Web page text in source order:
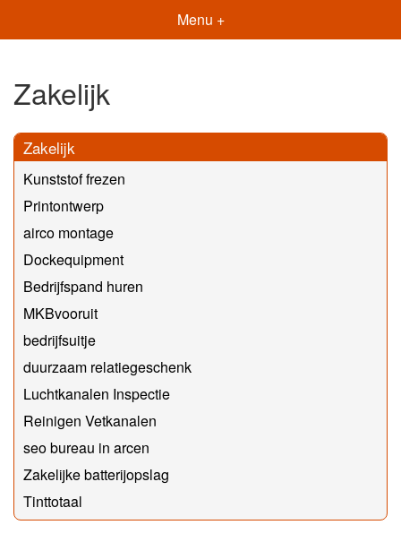
Menu +
Zakelijk
Zakelijk
Kunststof frezen
Printontwerp
airco montage
Dockequipment
Bedrijfspand huren
MKBvooruit
bedrijfsuitje
duurzaam relatiegeschenk
Luchtkanalen Inspectie
Reinigen Vetkanalen
seo bureau in arcen
Zakelijke batterijopslag
Tinttotaal